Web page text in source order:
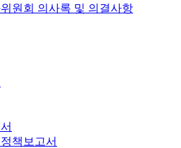
원회 의사록 및 의결사항
책보고서